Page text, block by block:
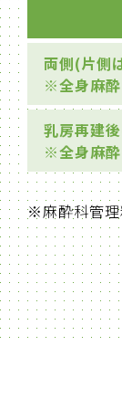
両側(片側
※全身麻酔
乳房再建
※全身麻酔
※麻酔科管理